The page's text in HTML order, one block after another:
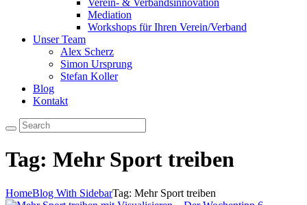
Verein- & Verbandsinnovation
Mediation
Workshops für Ihren Verein/Verband
Unser Team
Alex Scherz
Simon Ursprung
Stefan Koller
Blog
Kontakt
Tag: Mehr Sport treiben
HomeBlog With SidebarTag: Mehr Sport treiben